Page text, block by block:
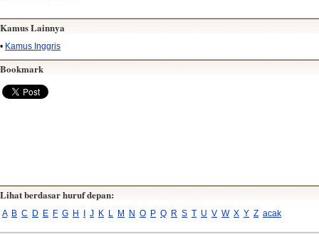
Kamus Lainnya
• Kamus Inggris
Bookmark
Lihat berdasar huruf depan:
A B C D E F G H I J K L M N O P Q R S T U V W X Y Z acak